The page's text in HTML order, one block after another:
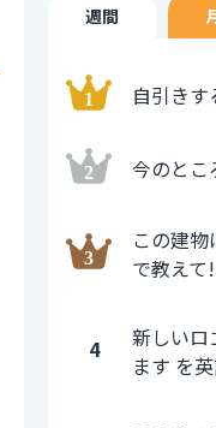
週間
自引き
今のとこ
この建
で教えて!
4
新しいロ
ます を